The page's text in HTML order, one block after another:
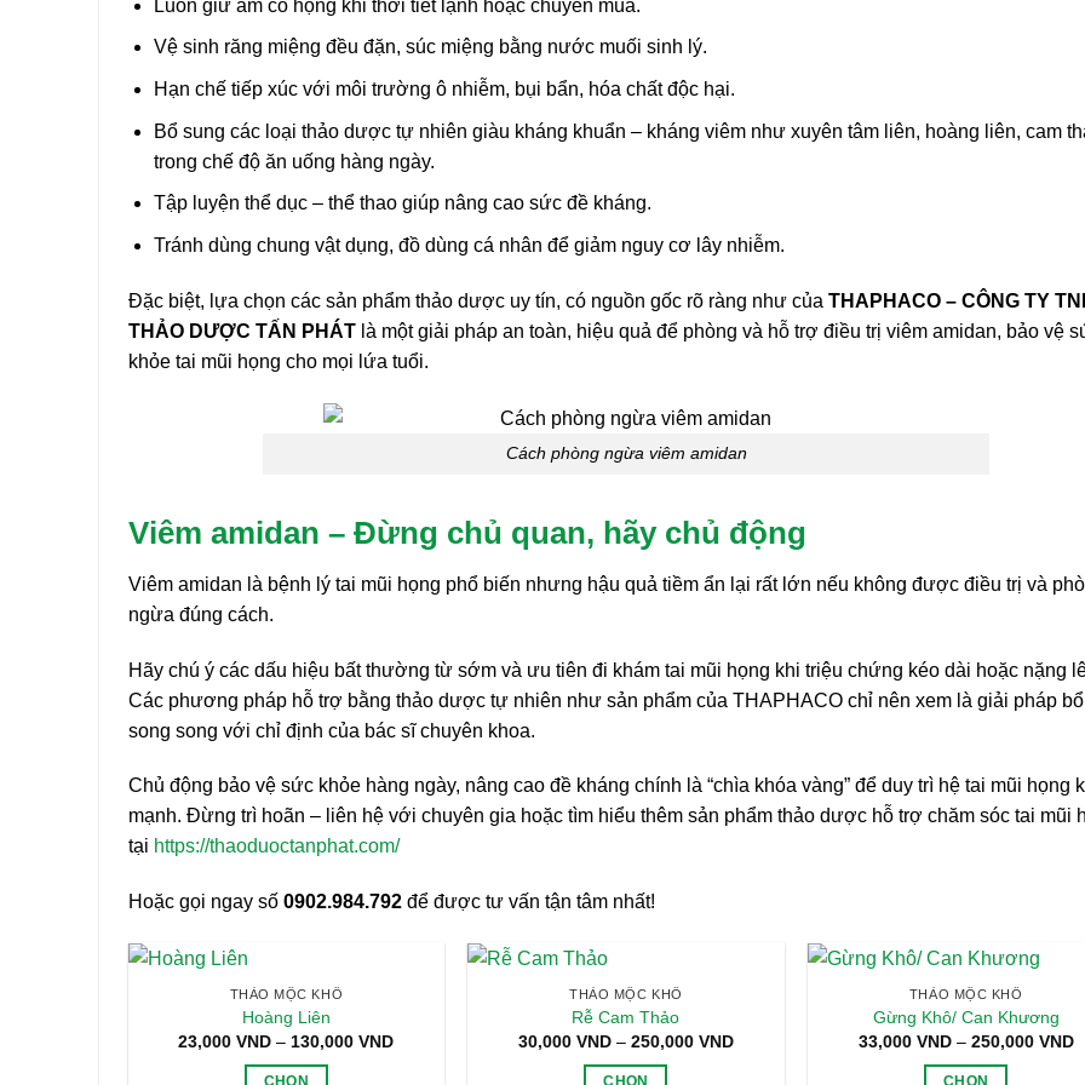
Luôn giữ ấm cổ họng khi thời tiết lạnh hoặc chuyển mùa.
Vệ sinh răng miệng đều đặn, súc miệng bằng nước muối sinh lý.
Hạn chế tiếp xúc với môi trường ô nhiễm, bụi bẩn, hóa chất độc hại.
Bổ sung các loại thảo dược tự nhiên giàu kháng khuẩn – kháng viêm như xuyên tâm liên, hoàng liên, cam
trong chế độ ăn uống hàng ngày.
Tập luyện thể dục – thể thao giúp nâng cao sức đề kháng.
Tránh dùng chung vật dụng, đồ dùng cá nhân để giảm nguy cơ lây nhiễm.
Đặc biệt, lựa chọn các sản phẩm thảo dược uy tín, có nguồn gốc rõ ràng như của THAPHACO – CÔNG TY
THẢO DƯỢC TẤN PHÁT là một giải pháp an toàn, hiệu quả để phòng và hỗ trợ điều trị viêm amidan, bảo vệ
khỏe tai mũi họng cho mọi lứa tuổi.
Cách phòng ngừa viêm amidan
Viêm amidan – Đừng chủ quan, hãy chủ động
Viêm amidan là bệnh lý tai mũi họng phổ biến nhưng hậu quả tiềm ẩn lại rất lớn nếu không được điều trị và
ngừa đúng cách.
Hãy chú ý các dấu hiệu bất thường từ sớm và ưu tiên đi khám tai mũi họng khi triệu chứng kéo dài hoặc nặng
Các phương pháp hỗ trợ bằng thảo dược tự nhiên như sản phẩm của THAPHACO chỉ nên xem là giải pháp
song song với chỉ định của bác sĩ chuyên khoa.
Chủ động bảo vệ sức khỏe hàng ngày, nâng cao đề kháng chính là “chìa khóa vàng” để duy trì hệ tai mũi họng
mạnh. Đừng trì hoãn – liên hệ với chuyên gia hoặc tìm hiểu thêm sản phẩm thảo dược hỗ trợ chăm sóc tai mũi
tại https://thaoduoctanphat.com/
Hoặc gọi ngay số 0902.984.792 để được tư vấn tận tâm nhất!
THẢO MỘC KHÔ
Hoàng Liên
23,000VND – 130,000VNDKhoảng
CHỌN
THẢO MỘC KHÔ
Rễ Cam Thảo
30,000 VND – 250,000 VNDKhoảng
CHỌN
THẢO MỘC KHÔ
Gừng Khô/ Can Khương
33,000 VND – 250,000 VND
CHỌN